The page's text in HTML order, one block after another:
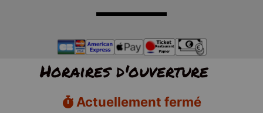
Horaires d'ouverture
Actuellement fermé